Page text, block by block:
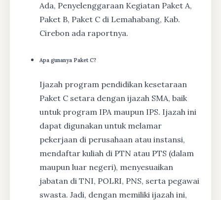
Ada, Penyelenggaraan Kegiatan Paket A,
Paket B, Paket C di Lemahabang, Kab.
Cirebon ada raportnya.
Apa gunanya Paket C?
Ijazah program pendidikan kesetaraan
Paket C setara dengan ijazah SMA, baik
untuk program IPA maupun IPS. Ijazah ini
dapat digunakan untuk melamar
pekerjaan di perusahaan atau instansi,
mendaftar kuliah di PTN atau PTS (dalam
maupun luar negeri), menyesuaikan
jabatan di TNI, POLRI, PNS, serta pegawai
swasta. Jadi, dengan memiliki ijazah ini,